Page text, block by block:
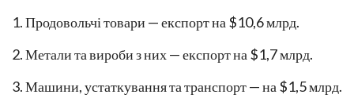
1. Продовольчі товари — експорт на $10,6 млрд.
2. Метали та вироби з них — експорт на $1,7 млрд.
3. Машини, устаткування та транспорт — на $1,5 млрд.